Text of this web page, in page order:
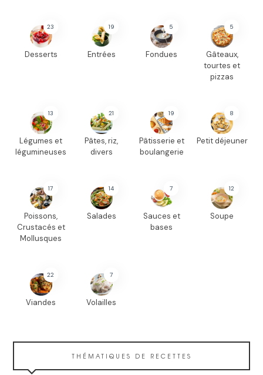
23
Desserts
19
Entrées
5
Fondues
5
Gâteaux,
tourtes et
pizzas
13
Légumes et
légumineuses
21
Pâtes, riz,
divers
19
Pâtisserie et
boulangerie
8
Petit déjeuner
17
Poissons,
Crustacés et
Mollusques
14
Salades
7
Sauces et
bases
12
Soupe
22
Viandes
7
Volailles
THÉMATIQUES DE RECETTES